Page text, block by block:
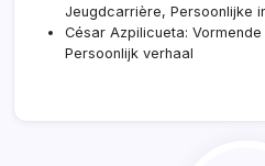
Jeugdcarrière, Persoonlijke
César Azpilicueta:
Persoonlijk verhaal